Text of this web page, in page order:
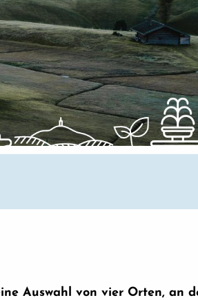
Auswahl von vier Orten, an